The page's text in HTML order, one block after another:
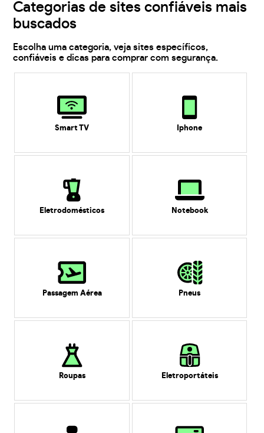
Categorias de sites confiáveis mais
buscados
Escolha uma categoria, veja sites específicos,
confiáveis e dicas para comprar com segurança.
Smart TV Iphone
Eletrodomésticos Notebook
Passagem Aérea Pneus
Roupas Eletroportáteis